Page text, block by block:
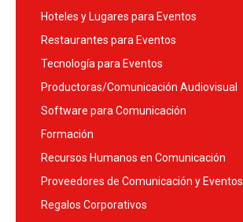
Hoteles y Lugares para Eventos
Restaurantes para Eventos
Tecnología para Eventos
Productoras/Comunicación Audiovisual
Software para Comunicación
Formación
Recursos Humanos en Comunicación
Proveedores de Comunicación y Eventos
Regalos Corporativos